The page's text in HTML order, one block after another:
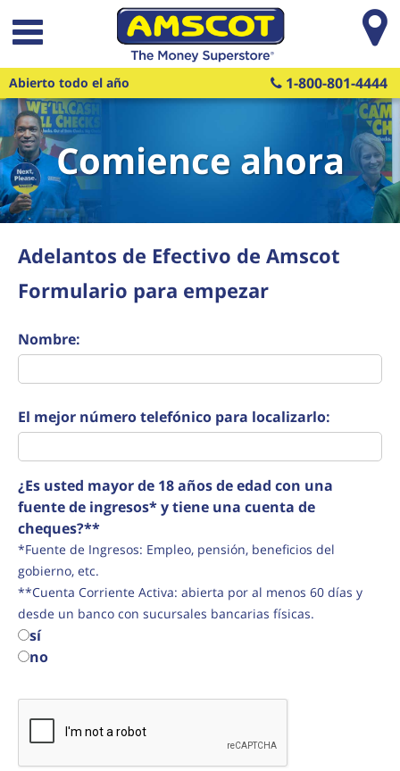
Saltar al contenido principal
Abierto todo el año 1-800-801-4444
Comience ahora
Adelantos de Efectivo de Amscot
Formulario para empezar
Nombre:
El mejor número telefónico para localizarlo:
¿Es usted mayor de 18 años de edad con una
fuente de ingresos* y tiene una cuenta de
cheques?**
*Fuente de Ingresos: Empleo, pensión, beneficios del
gobierno, etc.
**Cuenta Corriente Activa: abierta por al menos 60 días y
desde un banco con sucursales bancarias físicas.
sí
no